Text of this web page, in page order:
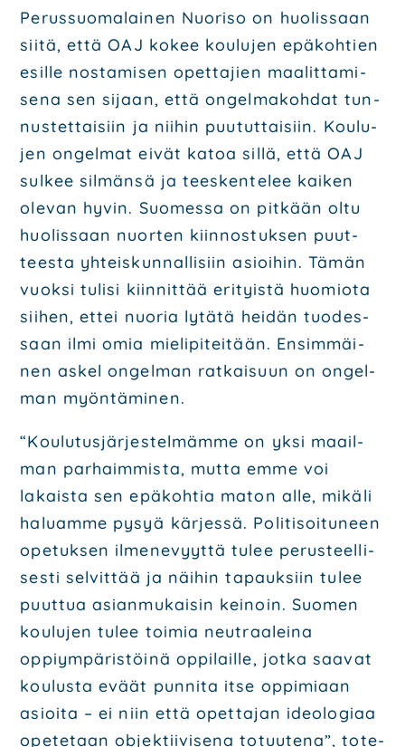
Perus­suo­ma­lai­nen Nuo­ri­so on huo­lis­saan
sii­tä, että OAJ kokee kou­lu­jen epä­koh­tien
esil­le nos­ta­mi­sen opet­ta­jien maa­lit­ta­mi­
se­na sen sijaan, että ongel­ma­koh­dat tun­
nus­tet­tai­siin ja nii­hin puu­tut­tai­siin. Kou­lu­
jen ongel­mat eivät katoa sil­lä, että OAJ
sul­kee sil­män­sä ja tees­ken­te­lee kai­ken
ole­van hyvin. Suo­mes­sa on pit­kään oltu
huo­lis­saan nuor­ten kiin­nos­tuk­sen puut­
tees­ta yhteis­kun­nal­li­siin asioi­hin. Tämän
vuok­si tuli­si kiin­nit­tää eri­tyis­tä huo­mio­ta
sii­hen, ettei nuo­ria lytä­tä hei­dän tuo­des­
saan ilmi omia mie­li­pi­tei­tään. Ensim­mäi­
nen askel ongel­man rat­kai­suun on ongel­
man myön­tä­mi­nen.
“Kou­lu­tus­jär­jes­tel­mäm­me on yksi maa­il­
man par­haim­mis­ta, mut­ta emme voi
lakais­ta sen epä­koh­tia maton alle, mikä­li
haluam­me pysyä kär­jes­sä. Poli­ti­soi­tu­neen
ope­tuk­sen ilme­ne­vyyt­tä tulee perus­teel­li­
ses­ti sel­vit­tää ja näi­hin tapauk­siin tulee
puut­tua asian­mu­kai­sin kei­noin. Suo­men
kou­lu­jen tulee toi­mia neut­raa­lei­na
oppiym­pä­ris­töi­nä oppi­lail­le, jot­ka saa­vat
kou­lus­ta eväät pun­ni­ta itse oppi­mi­aan
asioi­ta – ei niin että opet­ta­jan ideo­lo­gi­aa
ope­te­taan objek­tii­vi­se­na totuu­te­na”, tote­